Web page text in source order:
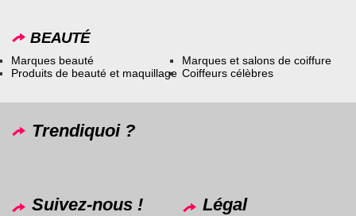
BEAUTÉ
Marques beauté
Produits de beauté et maquillage
Marques et salons de coiffure
Coiffeurs célèbres
Trendiquoi ?
Suivez-nous ! Légal